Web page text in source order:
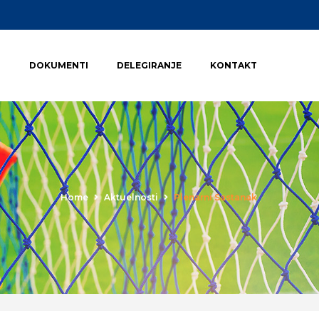
DOKUMENTI DELEGIRANJE KONTAKT
Home Aktuelnosti Plenarni Sastanak